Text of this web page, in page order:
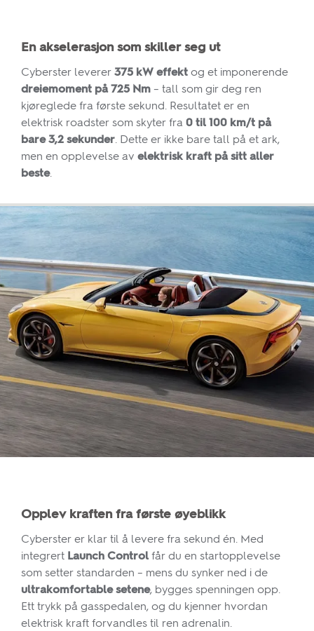
En akselerasjon som skiller seg ut
Cyberster leverer 375 kW effekt og et imponerende
dreiemoment på 725 Nm – tall som gir deg ren
kjøreglede fra første sekund. Resultatet er en
elektrisk roadster som skyter fra 0 til 100 km/t på
bare 3,2 sekunder. Dette er ikke bare tall på et ark,
men en opplevelse av elektrisk kraft på sitt aller
beste.
Opplev kraften fra første øyeblikk
Cyberster er klar til å levere fra sekund én. Med
integrert Launch Control får du en startopplevelse
som setter standarden – mens du synker ned i de
ultrakomfortable setene, bygges spenningen opp.
Ett trykk på gasspedalen, og du kjenner hvordan
elektrisk kraft forvandles til ren adrenalin.